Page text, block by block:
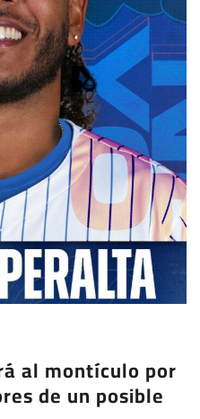
al montículo por
de un posible